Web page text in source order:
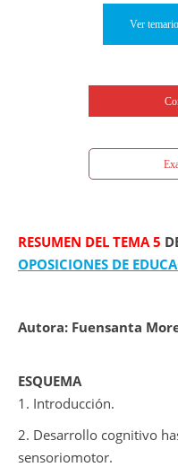
Ver
RESUMEN DEL TEMA 5
OPOSICIONES DE
Autora: Fuensanta
ESQUEMA
1. Introducción.
2. Desarrollo cognitivo
sensoriomotor.